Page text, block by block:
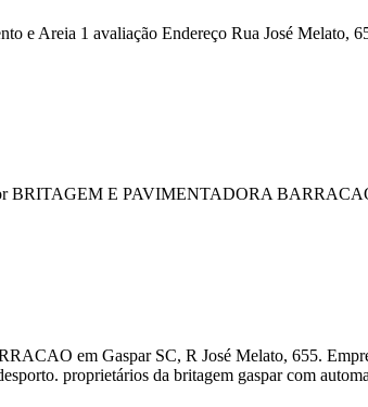
Areia 1 avaliação Endereço Rua José Melato,
for BRITAGEM E PAVIMENTADORA
em Gaspar SC, R José Melato, 655.
proprietários da britagem gaspar com